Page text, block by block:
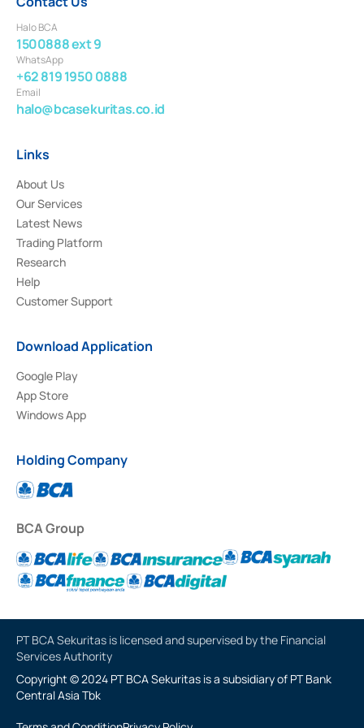
Halo BCA
1500888 ext 9
WhatsApp
+62 819 1950 0888
Email
halo@bcasekuritas.co.id
Links
About Us
Our Services
Latest News
Trading Platform
Research
Help
Customer Support
Download Application
Google Play
App Store
Windows App
Holding Company
BCA Group
PT BCA Sekuritas is licensed and supervised by the Financial
Services Authority
Copyright © 2024 PT BCA Sekuritas is a subsidiary of PT Bank
Central Asia Tbk